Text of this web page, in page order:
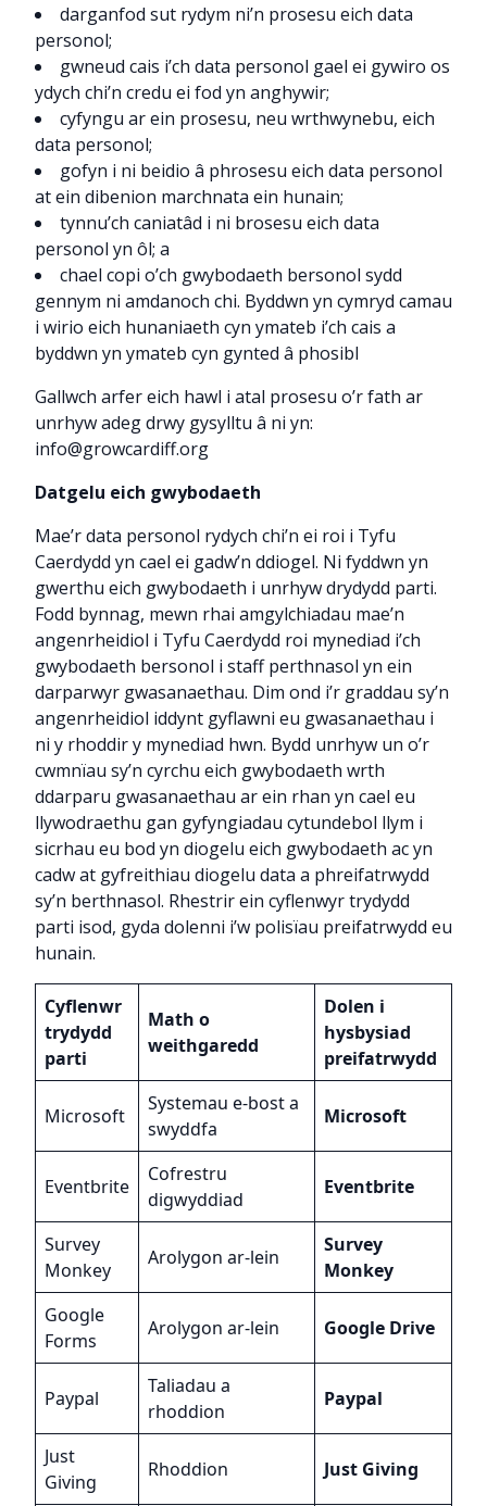
darganfod sut rydym ni’n prosesu eich data
personol;
gwneud cais i’ch data personol gael ei gywiro os
ydych chi’n credu ei fod yn anghywir;
cyfyngu ar ein prosesu, neu wrthwynebu, eich
data personol;
gofyn i ni beidio â phrosesu eich data personol
at ein dibenion marchnata ein hunain;
tynnu’ch caniatâd i ni brosesu eich data
personol yn ôl; a
chael copi o’ch gwybodaeth bersonol sydd
gennym ni amdanoch chi. Byddwn yn cymryd camau
i wirio eich hunaniaeth cyn ymateb i’ch cais a
byddwn yn ymateb cyn gynted â phosibl
Gallwch arfer eich hawl i atal prosesu o’r fath ar
unrhyw adeg drwy gysylltu â ni yn:
info@growcardiff.org
Datgelu eich gwybodaeth
Mae’r data personol rydych chi’n ei roi i Tyfu
Caerdydd yn cael ei gadw’n ddiogel. Ni fyddwn yn
gwerthu eich gwybodaeth i unrhyw drydydd parti.
Fodd bynnag, mewn rhai amgylchiadau mae’n
angenrheidiol i Tyfu Caerdydd roi mynediad i’ch
gwybodaeth bersonol i staff perthnasol yn ein
darparwyr gwasanaethau. Dim ond i’r graddau sy’n
angenrheidiol iddynt gyflawni eu gwasanaethau i
ni y rhoddir y mynediad hwn. Bydd unrhyw un o’r
cwmnïau sy’n cyrchu eich gwybodaeth wrth
ddarparu gwasanaethau ar ein rhan yn cael eu
llywodraethu gan gyfyngiadau cytundebol llym i
sicrhau eu bod yn diogelu eich gwybodaeth ac yn
cadw at gyfreithiau diogelu data a phreifatrwydd
sy’n berthnasol. Rhestrir ein cyflenwyr trydydd
parti isod, gyda dolenni i’w polisïau preifatrwydd eu
hunain.
Cyflenwr
trydydd
parti
Math o
weithgaredd
Dolen i
hysbysiad
preifatrwydd
Microsoft
Systemau e-bost a
swyddfa
Microsoft
Eventbrite
Cofrestru
digwyddiad
Eventbrite
Survey
Monkey
Arolygon ar-lein
Survey
Monkey
Google
Forms
Arolygon ar-lein Google Drive
Paypal
Taliadau a
rhoddion
Paypal
Just
Giving
Rhoddion Just Giving